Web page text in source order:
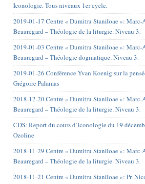
Iconologie. Tous niveaux 1er cycle.
2019-01-17 Centre « Dumitru Staniloae »: Marc-
Beauregard – Théologie de la liturgie. Niveau 3.
2019-01-03 Centre « Dumitru Staniloae »: Marc-
Beauregard – Théologie dogmatique. Niveau 3.
2019-01-26 Conférence Yvan Koenig sur la
Grégoire Palamas
2018-12-20 Centre « Dumitru Staniloae »: Marc-
Beauregard – Théologie de la liturgie. Niveau 3.
CDS: Report du cours d’Iconologie du 19
Ozoline
2018-11-29 Centre « Dumitru Staniloae »: Marc-
Beauregard – Théologie de la liturgie. Niveau 3.
2018-11-21 Centre « Dumitru Staniloae »: Pr.